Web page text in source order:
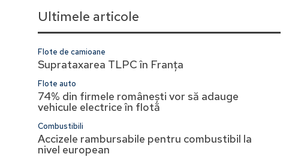
Ultimele articole
Flote de camioane
Suprataxarea TLPC în Franța
Flote auto
74% din firmele românești vor să adauge
vehicule electrice în flotă
Combustibili
Accizele rambursabile pentru combustibil la
nivel european